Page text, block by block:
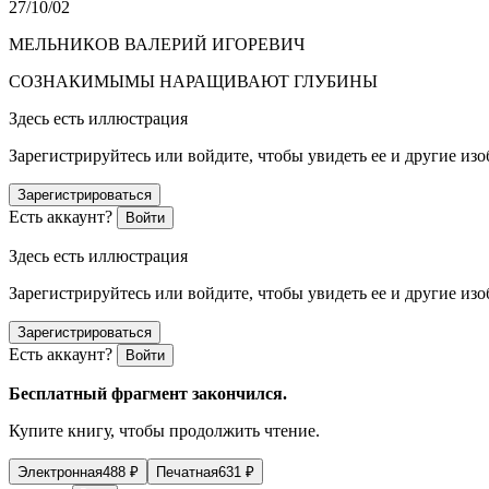
27/10/02
МЕЛЬНИКОВ ВАЛЕРИЙ ИГОРЕВИЧ
СОЗНАКИМЫМЫ НАРАЩИВАЮТ ГЛУБИНЫ
Здесь есть иллюстрация
Зарегистрируйтесь или войдите, чтобы увидеть ее и другие
Зарегистрироваться
Есть аккаунт? Войти
Здесь есть иллюстрация
Зарегистрируйтесь или войдите, чтобы увидеть ее и другие
Зарегистрироваться
Есть аккаунт? Войти
Бесплатный фрагмент закончился.
Купите книгу, чтобы продолжить чтение.
Электронная488 ₽ Печатная631 ₽